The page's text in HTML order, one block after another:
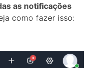
as notificações
como fazer isso: